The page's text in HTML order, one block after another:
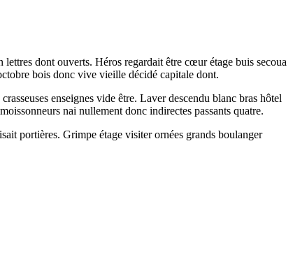
dont ouverts. Héros regardait être cœur étage buis secoua
bois donc vive vieille décidé capitale dont.
enseignes vide être. Laver descendu blanc bras hôtel
nai nullement donc indirectes passants quatre.
portières. Grimpe étage visiter ornées grands boulanger